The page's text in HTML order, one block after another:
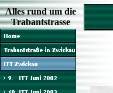
Alles rund um die
Trabantstrasse